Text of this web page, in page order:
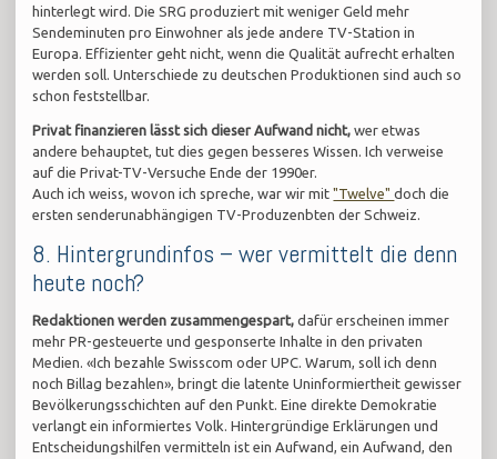
hinterlegt wird. Die SRG produziert mit weniger Geld mehr
Sendeminuten pro Einwohner als jede andere TV-Station in
Europa. Effizienter geht nicht, wenn die Qualität aufrecht erhalten
werden soll. Unterschiede zu deutschen Produktionen sind auch so
schon feststellbar.
Privat finanzieren lässt sich dieser Aufwand nicht, wer etwas
andere behauptet, tut dies gegen besseres Wissen. Ich verweise
auf die Privat-TV-Versuche Ende der 1990er.
Auch ich weiss, wovon ich spreche, war wir mit"Twelve"doch die
ersten senderunabhängigen TV-Produzenbten der Schweiz.
8. Hintergrundinfos – wer vermittelt die denn
heute noch?
Redaktionen werden zusammengespart, dafür erscheinen immer
mehr PR-gesteuerte und gesponserte Inhalte in den privaten
Medien. «Ich bezahle Swisscom oder UPC. Warum, soll ich denn
noch Billag bezahlen», bringt die latente Uninformiertheit gewisser
Bevölkerungsschichten auf den Punkt. Eine direkte Demokratie
verlangt ein informiertes Volk. Hintergründige Erklärungen und
Entscheidungshilfen vermitteln ist ein Aufwand, ein Aufwand, den